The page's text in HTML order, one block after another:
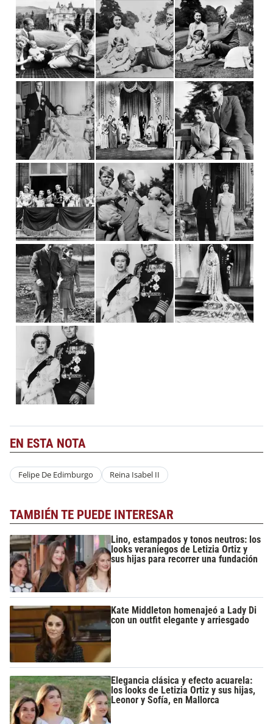
EN ESTA NOTA
Felipe De Edimburgo Reina Isabel II
TAMBIÉN TE PUEDE INTERESAR
Lino, estampados y tonos neutros: los
looks veraniegos de Letizia Ortiz y
sus hijas para recorrer una fundación
Kate Middleton homenajeó a Lady Di
con un outfit elegante y arriesgado
Elegancia clásica y efecto acuarela:
los looks de Letizia Ortiz y sus hijas,
Leonor y Sofía, en Mallorca